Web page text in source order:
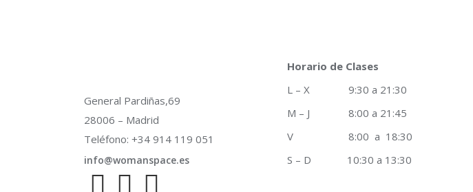
General Pardiñas,69
28006 – Madrid
Teléfono: +34 914 119 051
info@womanspace.es
Horario de Clases
L – X 9:30 a 21:30
M – J 8:00 a 21:45
V 8:00 a 18:30
S – D 10:30 a 13:30